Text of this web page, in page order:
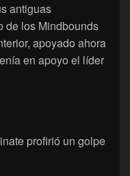
antiguas
de los Mindbounds
apoyado ahora
en apoyo el líder
profirió un golpe